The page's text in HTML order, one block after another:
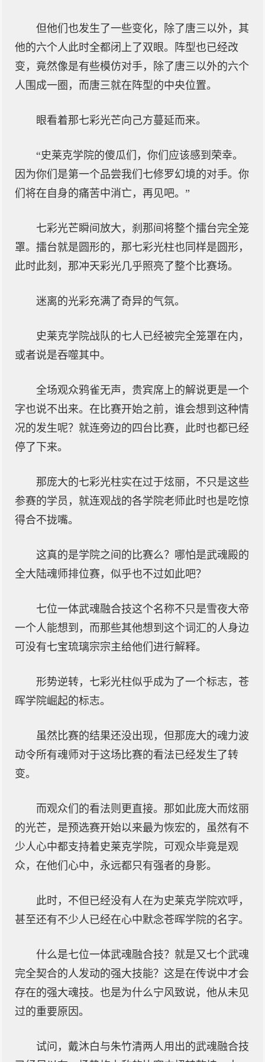
但他们也发生了一些变化，除了唐三以外，其
他的六个人此时全都闭上了双眼。阵型也已经改
变，竟然像是有些模仿对手，除了唐三以外的六个
人围成一圈，而唐三就在阵型的中央位置。
眼看着那七彩光芒向己方蔓延而来。
“史莱克学院的傻瓜们，你们应该感到荣幸。
因为你们是第一个品尝我们七修罗幻境的对手。你
们将在自身的痛苦中消亡，再见吧。”
七彩光芒瞬间放大，刹那间将整个擂台完全笼
罩。擂台就是圆形的，那七彩光柱也同样是圆形，
此时此刻，那冲天彩光几乎照亮了整个比赛场。
迷离的光彩充满了奇异的气氛。
史莱克学院战队的七人已经被完全笼罩在内，
或者说是吞噬其中。
全场观众鸦雀无声，贵宾席上的解说更是一个
字也说不出来。在比赛开始之前，谁会想到这种情
况的发生呢？就连旁边的四台比赛，此时也都已经
停了下来。
那庞大的七彩光柱实在过于炫丽，不只是这些
参赛的学员，就连观战的各学院老师此时也是吃惊
得合不拢嘴。
这真的是学院之间的比赛么？哪怕是武魂殿的
全大陆魂师排位赛，似乎也不过如此吧？
七位一体武魂融合技这个名称不只是雪夜大帝
一个人能想到，而那些其他想到这个词汇的人身边
可没有七宝琉璃宗宗主给他们进行解释。
形势逆转，七彩光柱似乎成为了一个标志，苍
晖学院崛起的标志。
虽然比赛的结果还没出现，但那庞大的魂力波
动令所有魂师对于这场比赛的看法已经发生了转
变。
而观众们的看法则更直接。那如此庞大而炫丽
的光芒，是预选赛开始以来最为恢宏的，虽然有不
少人心中都支持着史莱克学院，可观众毕竟是观
众，在他们心中，永远都只有强者的身影。
此时，不但已经没有人在为史莱克学院欢呼，
甚至还有不少人已经在心中默念苍晖学院的名字。
什么是七位一体武魂融合技？就是又七个武魂
完全契合的人发动的强大技能？这是在传说中才会
存在的强大魂技。也是为什么宁风致说，他从未见
过的重要原因。
试问，戴沐白与朱竹清两人用出的武魂融合技